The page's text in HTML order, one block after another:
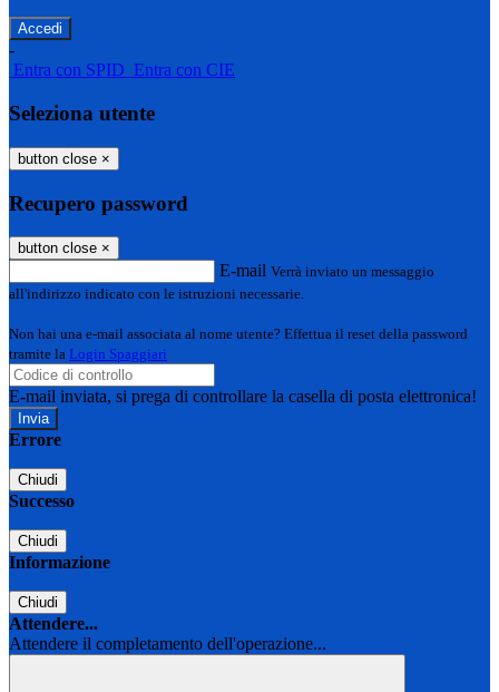
-
Entra con SPID Entra con CIE
Seleziona utente
button close ×
Recupero password
button close ×
E-mail Verrà inviato un messaggio
all'indirizzo indicato con le istruzioni necessarie.
Non hai una e-mail associata al nome utente? Effettua il reset della password
tramite la Login Spaggiari
E-mail inviata, si prega di controllare la casella di posta elettronica!
Errore
Chiudi
Successo
Chiudi
Informazione
Chiudi
Attendere...
Attendere il completamento dell'operazione...